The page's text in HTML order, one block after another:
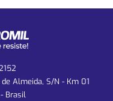
Almeida, S/N - Km 01
Brasil